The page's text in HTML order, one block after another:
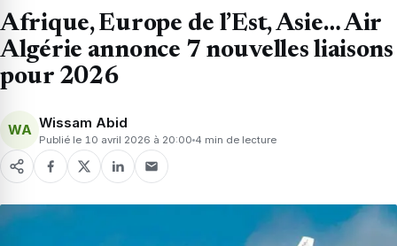
Afrique, Europe de l’Est, Asie… Air
Algérie annonce 7 nouvelles liaisons
pour 2026
WA Wissam Abid
Publié le 10 avril 2026 à 20:00 4 min de lecture